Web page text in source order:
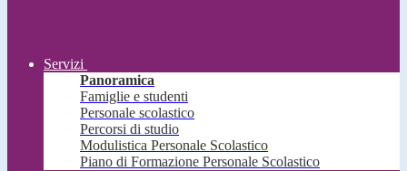
Servizi
Panoramica
Famiglie e studenti
Personale scolastico
Percorsi di studio
Modulistica Personale Scolastico
Piano di Formazione Personale Scolastico